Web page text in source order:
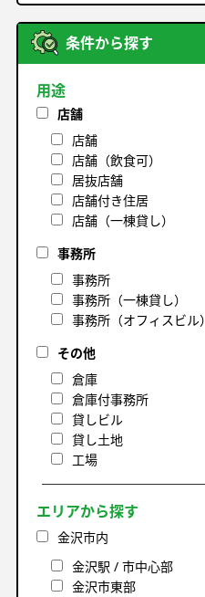
条件から探す
用途
店舗
店舗
店舗（飲食可）
居抜店舗
店舗付き住居
店舗（一棟貸し）
事務所
事務所
事務所（一棟貸し）
事務所（オフィスビル）
その他
倉庫
倉庫付事務所
貸しビル
貸し土地
工場
エリアから探す
金沢市内
金沢駅 / 市中心部
金沢市東部